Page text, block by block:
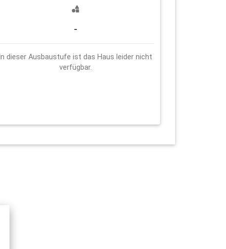
-
In dieser Ausbaustufe ist das Haus leider nicht
verfügbar.